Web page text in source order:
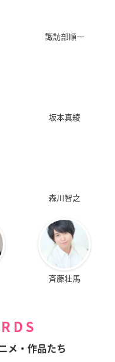
諏訪部順一
坂本真綾
森川智之
斉藤壮馬
メ・作品たち